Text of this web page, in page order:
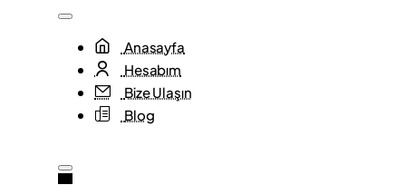
Anasayfa
Hesabım
Bize Ulaşın
Blog